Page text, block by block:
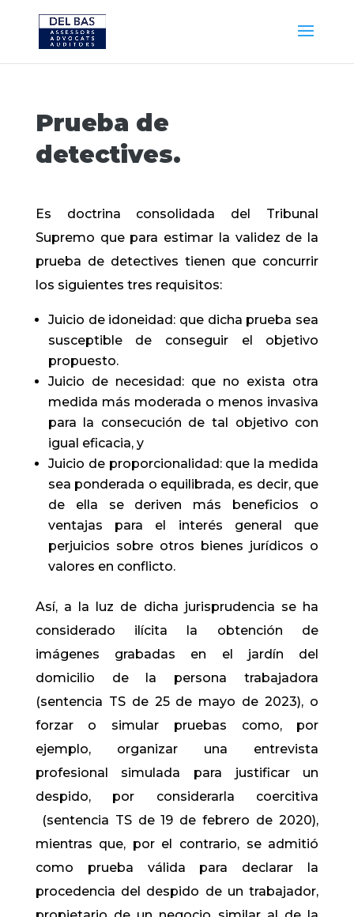
Prueba de
detectives.
Es doctrina consolidada del Tribunal
Supremo que para estimar la validez de la
prueba de detectives tienen que concurrir
los siguientes tres requisitos:
Juicio de idoneidad: que dicha prueba sea
susceptible de conseguir el objetivo
propuesto.
Juicio de necesidad: que no exista otra
medida más moderada o menos invasiva
para la consecución de tal objetivo con
igual eficacia, y
Juicio de proporcionalidad: que la medida
sea ponderada o equilibrada, es decir, que
de ella se deriven más beneficios o
ventajas para el interés general que
perjuicios sobre otros bienes jurídicos o
valores en conflicto.
Así, a la luz de dicha jurisprudencia se ha
considerado ilícita la obtención de
imágenes grabadas en el jardín del
domicilio de la persona trabajadora
(sentencia TS de 25 de mayo de 2023), o
forzar o simular pruebas como, por
ejemplo, organizar una entrevista
profesional simulada para justificar un
despido, por considerarla coercitiva
(sentencia TS de 19 de febrero de 2020),
mientras que, por el contrario, se admitió
como prueba válida para declarar la
procedencia del despido de un trabajador,